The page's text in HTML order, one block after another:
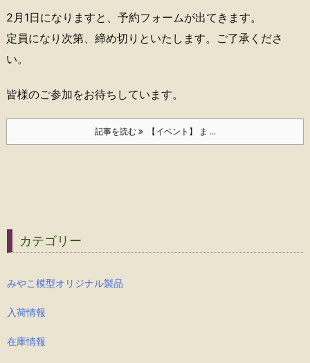
2月1日になりますと、予約フォームが出てきます。
定員になり次第、締め切りといたします。ご了承くださ
い。
皆様のご参加をお待ちしています。
記事を読む 【イベント】 ま ...
カテゴリー
みやこ模型オリジナル製品
入荷情報
在庫情報